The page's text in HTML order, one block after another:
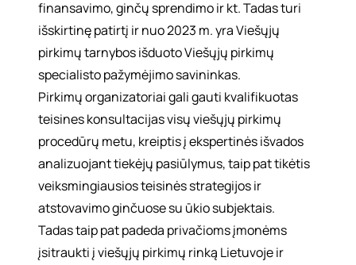
finansavimo, ginčų sprendimo ir kt. Tadas turi
išskirtinę patirtį ir nuo 2023 m. yra Viešųjų
pirkimų tarnybos išduoto Viešųjų pirkimų
specialisto pažymėjimo savininkas.
Pirkimų organizatoriai gali gauti kvalifikuotas
teisines konsultacijas visų viešųjų pirkimų
procedūrų metu, kreiptis į ekspertinės išvados
analizuojant tiekėjų pasiūlymus, taip pat tikėtis
veiksmingiausios teisinės strategijos ir
atstovavimo ginčuose su ūkio subjektais.
Tadas taip pat padeda privačioms įmonėms
įsitraukti į viešųjų pirkimų rinką Lietuvoje ir